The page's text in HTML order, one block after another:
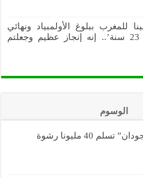
للمغرب ببلوغ الأولمبياد ونهائي
‘كان أقل من 23 سنة’.. إنه إنجاز عظيم وجعلتم
الوسوم